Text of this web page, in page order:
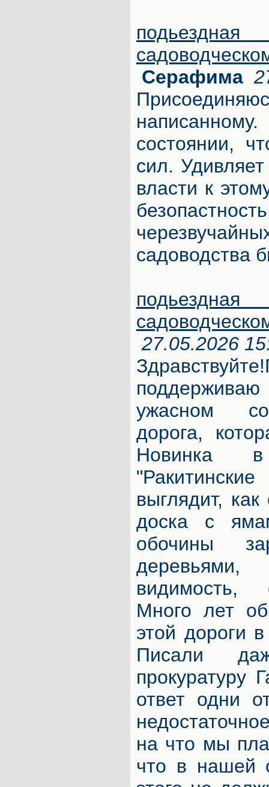
Серафима
состоянии,
сил.
власти к
садоводства
27.05.2026
ужасном
дорога,
Новинка
выглядит,
доска с
обочины
видимость,
Много лет
этой дороги
Писали
прокуратуру
ответ одни
на что мы
что в нашей